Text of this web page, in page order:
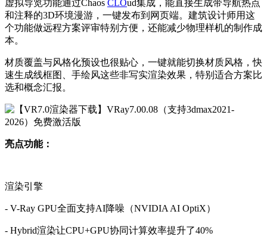
虚拟导览功能通过Chaos CLOud集成，能直接生成带导航热点
和注释的3D环境漫游，一键发布到网页端。建筑设计师用这
个功能做远程方案评审特别方便，还能减少物理样机的制作成
本。
材质覆盖与风格化预设也很贴心，一键就能切换材质风格，快
速生成线框图、手绘风这些非写实渲染效果，特别适合方案比
选和概念汇报。
亮点功能：
渲染引擎
- V-Ray GPU全面支持AI降噪（NVIDIA AI OptiX）
- Hybrid渲染让CPU+GPU协同计算效率提升了40%